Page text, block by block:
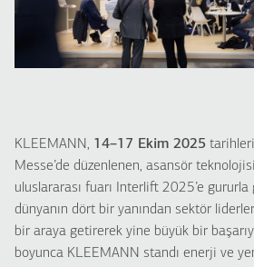
KLEEMANN, 14–17 Ekim 2025
Messe’de düzenlenen, asansör
uluslararası fuarı Interlift 2025’e
dünyanın dört bir yanından sektör
bir araya getirerek yine büyük bir
boyunca KLEEMANN standı enerji ve